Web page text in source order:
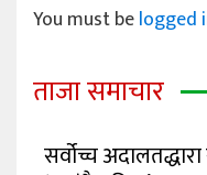
You must belogged
ताजा समाचार
सर्वोच्च